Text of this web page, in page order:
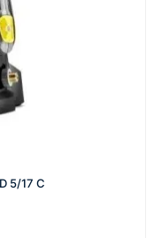
груза,
и условий
большинству
По товарам в
срок
заказа.
5/17 C